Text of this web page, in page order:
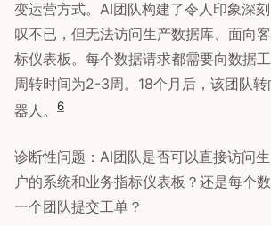
变运营方式。AI团队构建了令人印象深
叹不已，但无法访问生产数据库、面向
标仪表板。每个数据请求都需要向数据
周转时间为2-3周。18个月后，该团队
器人。
6
诊断性问题：AI团队是否可以直接访问
户的系统和业务指标仪表板？还是每个
一个团队提交工单？